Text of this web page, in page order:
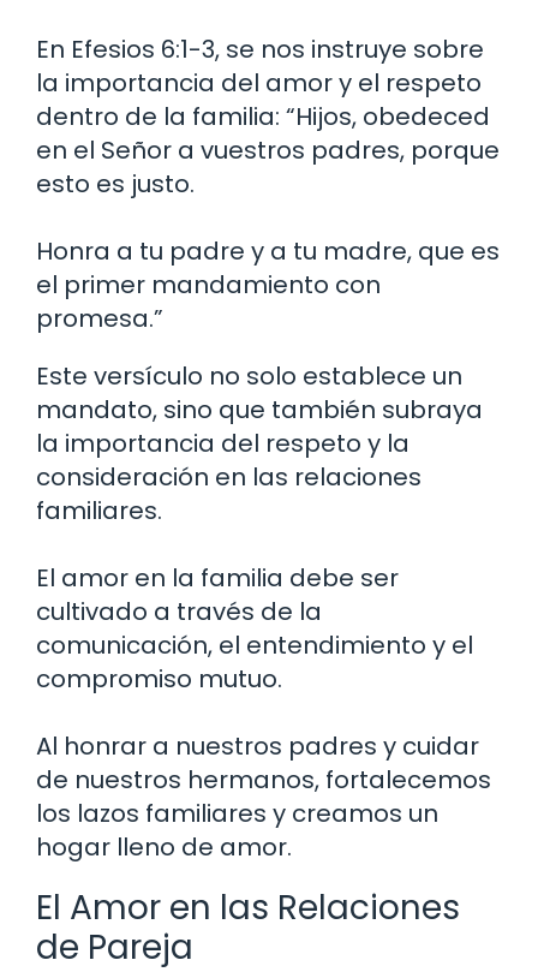
En Efesios 6:1-3, se nos instruye sobre
la importancia del amor y el respeto
dentro de la familia: “Hijos, obedeced
en el Señor a vuestros padres, porque
esto es justo.
Honra a tu padre y a tu madre, que es
el primer mandamiento con
promesa.”
Este versículo no solo establece un
mandato, sino que también subraya
la importancia del respeto y la
consideración en las relaciones
familiares.
El amor en la familia debe ser
cultivado a través de la
comunicación, el entendimiento y el
compromiso mutuo.
Al honrar a nuestros padres y cuidar
de nuestros hermanos, fortalecemos
los lazos familiares y creamos un
hogar lleno de amor.
El Amor en las Relaciones
de Pareja